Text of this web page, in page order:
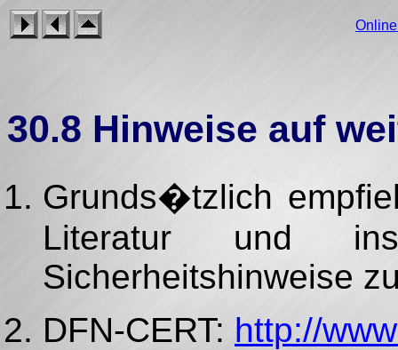
30.8 Hinweise auf
Grunds�tzlich
Literatur und
Sicherheitshinweise
DFN-CERT: http://